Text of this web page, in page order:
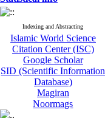
Indexing and Abstracting
Islamic World Science
Citation Center (ISC)
Google Scholar
SID (Scientific Information
Database)
Magiran
Noormags